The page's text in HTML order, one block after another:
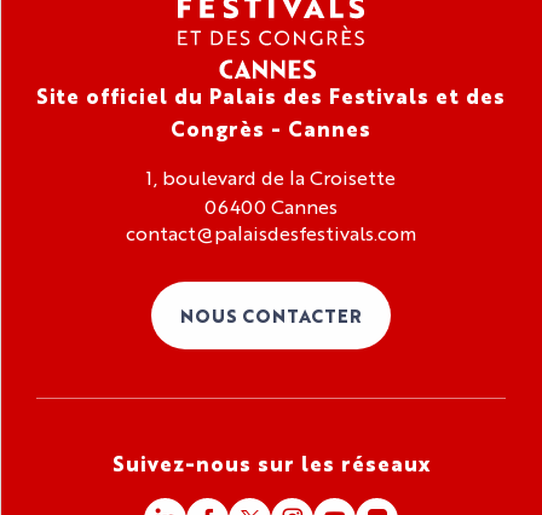
Site officiel du Palais des Festivals et des
Congrès - Cannes
1, boulevard de la Croisette
06400 Cannes
contact@palaisdesfestivals.com
NOUS CONTACTER
Suivez-nous sur les réseaux